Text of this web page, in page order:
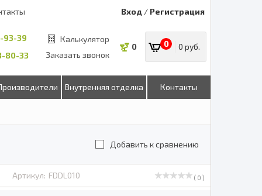
Вход / Регистрация
93-39
80-33
Калькулятор
Заказать звонок
0 0 0 руб.
Внутренняя отделка Контакты
Добавить к сравнению
Артикул: FDDL010 ( 0 )